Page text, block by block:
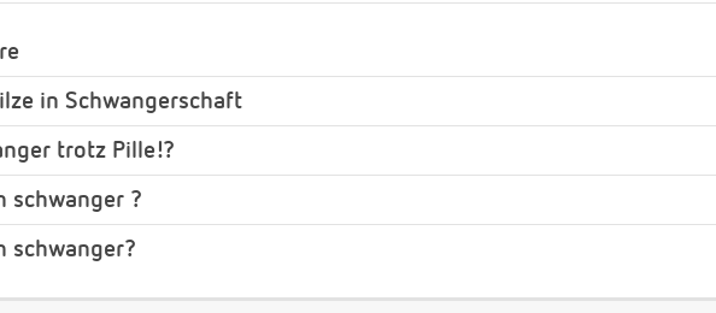
in Schwangerschaft
trotz Pille!?
schwanger ?
schwanger?